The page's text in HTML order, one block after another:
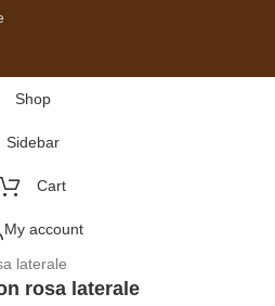
Shop
Sidebar
Cart
My account
rosa laterale